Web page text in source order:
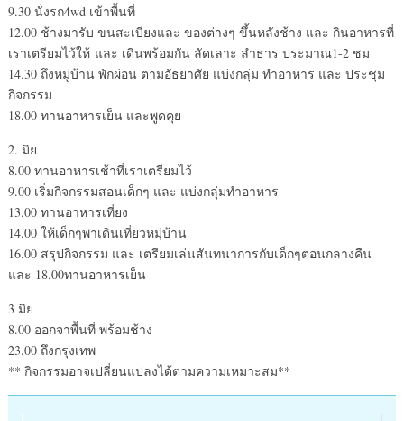
9.30 นั่งรถ4wd เข้าพื้นที่
12.00 ช้างมารับ ขนสะเบียงและ ของต่างๆ ขึ้นหลังช้าง และ กินอาหารที่
เราเตรียมไว้ให้ และ เดินพร้อมกัน ลัดเลาะ ลำธาร ประมาณ1-2 ชม
14.30 ถึงหมู่บ้าน พักผ่อน ตามอัธยาศัย แบ่งกลุ่ม ทำอาหาร และ ประชุม
กิจกรรม
18.00 ทานอาหารเย็น และพูดคุย
2. มิย
8.00 ทานอาหารเช้าที่เราเตรียมไว้
9.00 เริ่มกิจกรรมสอนเด็กๆ และ แบ่งกลุ่มทำอาหาร
13.00 ทานอาหารเที่ยง
14.00 ให้เด็กๆพาเดินเที่ยวหมุ๋บ้าน
16.00 สรุปกิจกรรม และ เตรียมเล่นสันทนาการกับเด็กๆตอนกลางคืน
และ 18.00ทานอาหารเย็น
3 มิย
8.00 ออกจาพื้นที่ พร้อมช้าง
23.00 ถึงกรุงเทพ
** กิจกรรมอาจเปลี่ยนแปลงได้ตามความเหมาะสม**